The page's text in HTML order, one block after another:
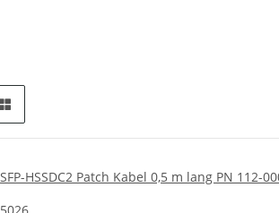
HSSDC2 Patch Kabel 0,5 m lang PN 112-